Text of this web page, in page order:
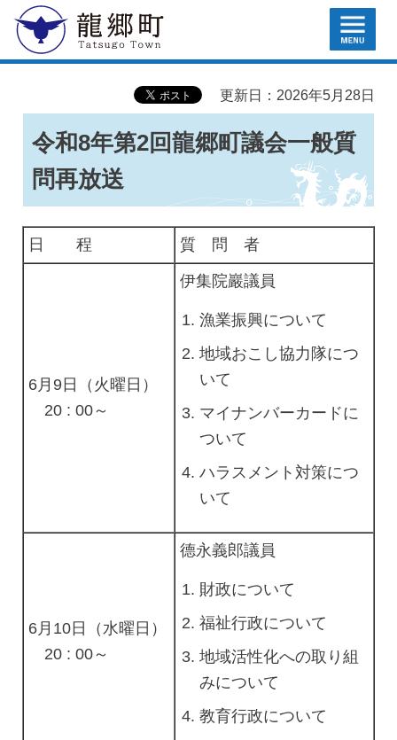
龍郷町 MENU
更新日：2026年5月28日
令和8年第2回龍郷町議会一般質
問再放送
日 程 質 問 者
6月9日（火曜日）
20 : 00～
伊集院巖議員
漁業振興について
地域おこし協力隊につ
いて
マイナンバーカードに
ついて
ハラスメント対策につ
いて
6月10日（水曜日）
20 : 00～
德永義郎議員
財政について
福祉行政について
地域活性化への取り組
みについて
教育行政について